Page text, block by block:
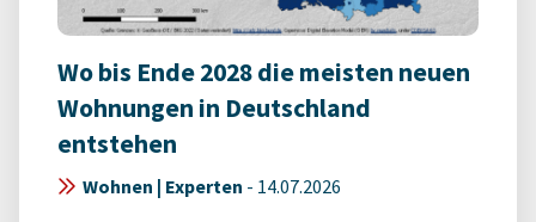
Wo bis Ende 2028 die meisten neuen
Wohnungen in Deutschland
entstehen
Wohnen | Experten - 14.07.2026